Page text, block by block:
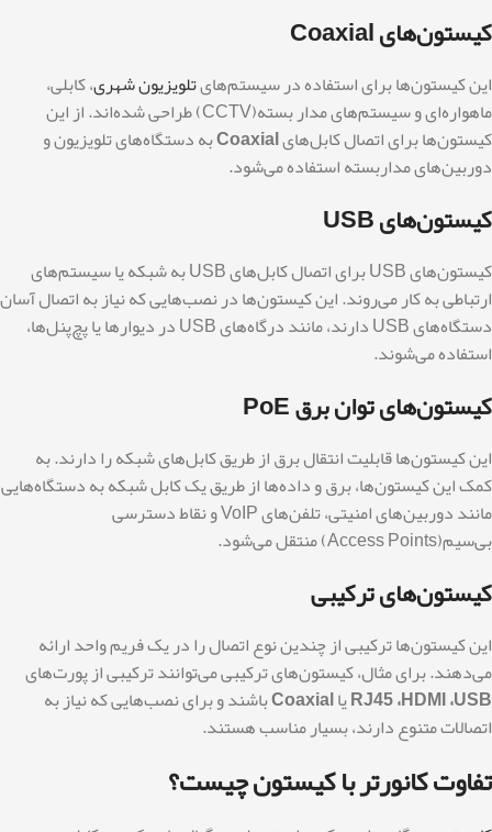
کیستون‌های Coaxial
این کیستون‌ها برای استفاده در سیستم‌هایتلویزیون شهری، کابلی،
ماهواره‌ای و سیستم‌های مدار بسته(CCTV) طراحی شده‌اند. از این
کیستون‌ها برای اتصال کابل‌هایCoaxialبه دستگاه‌های تلویزیون و
دوربین‌های مداربسته استفاده می‌شود.
کیستون‌های USB
کیستون‌های USB برای اتصال کابل‌های USB به شبکه یا سیستم‌های
ارتباطی به کار می‌روند. این کیستون‌ها در نصب‌هایی که نیاز به اتصال آسان
دستگاه‌های USB دارند، مانند درگاه‌های USB در دیوارها یا پچ‌پنل‌ها،
استفاده می‌شوند.
کیستون‌های توان برق PoE
این کیستون‌ها قابلیت انتقال برق از طریق کابل‌های شبکه را دارند. به
کمک این کیستون‌ها، برق و داده‌ها از طریق یک کابل شبکه به دستگاه‌هایی
مانند دوربین‌های امنیتی، تلفن‌های VoIP و نقاط دسترسی
بی‌سیم(Access Points) منتقل می‌شود.
کیستون‌های ترکیبی
این کیستون‌ها ترکیبی از چندین نوع اتصال را در یک فریم واحد ارائه
می‌دهند. برای مثال، کیستون‌های ترکیبی می‌توانند ترکیبی از پورت‌های
RJ45 ،HDMI ،USBیاCoaxialباشند و برای نصب‌هایی که نیاز به
اتصالات متنوع دارند، بسیار مناسب هستند.
تفاوت کانورتر با کیستون چیست؟